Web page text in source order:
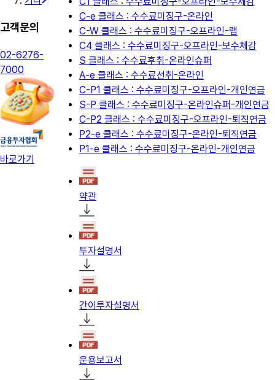
고객문의
02-6276-
7000
바로가기
C-e 클래스 : 수수료미징구-온라인
C-W 클래스 : 수수료미징구-오프라인-랩
C4 클래스 : 수수료미징구-오프라인-보수체감
S 클래스 : 수수료후취-온라인슈퍼
A-e 클래스 : 수수료선취-온라인
C-P1 클래스 : 수수료미징구-오프라인-개인연금
S-P 클래스 : 수수료미징구-온라인슈퍼-개인연금
C-P2 클래스 : 수수료미징구-오프라인-퇴직연금
P2-e 클래스 : 수수료미징구-온라인-퇴직연금
P1-e 클래스 : 수수료미징구-온라인-개인연금
약관
투자설명서
간이투자설명서
운용보고서